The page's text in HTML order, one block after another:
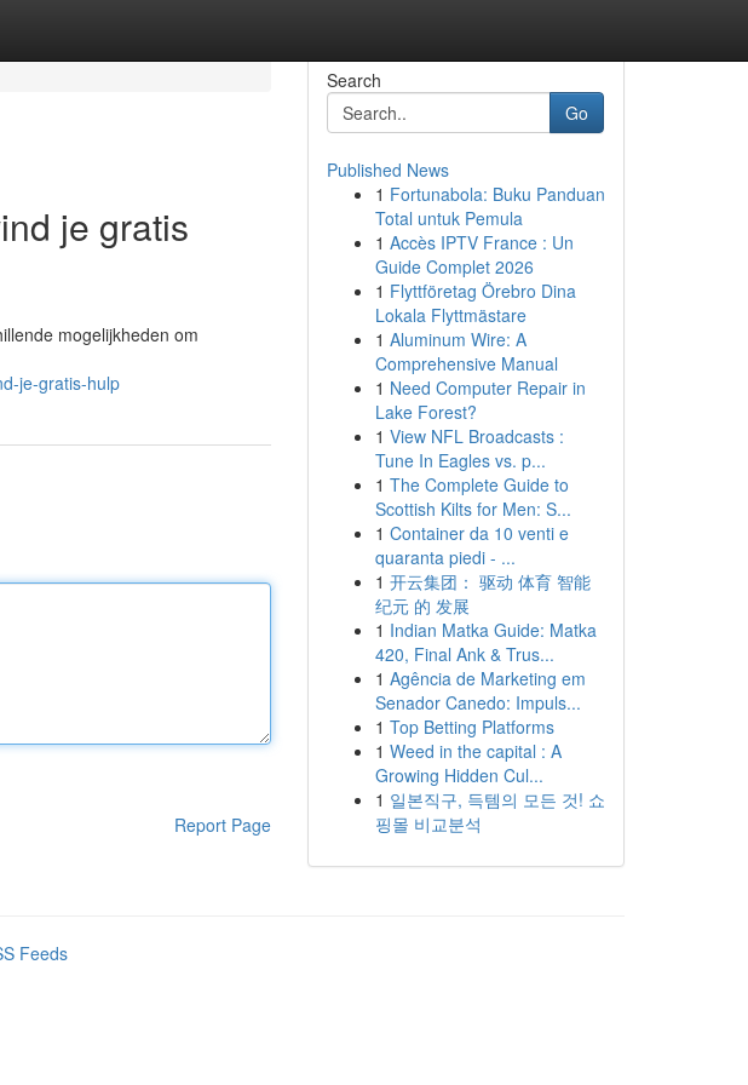
je gratis
mogelijkheden om
je-gratis-hulp
Report Page
Search
Go
Published News
1 Fortunabola: Buku Panduan
Total untuk Pemula
1 Accès IPTV France : Un
Guide Complet 2026
1 Flyttföretag Örebro Dina
Lokala Flyttmästare
1 Aluminum Wire: A
Comprehensive Manual
1 Need Computer Repair in
Lake Forest?
1 View NFL Broadcasts :
Tune In Eagles vs. p...
1 The Complete Guide to
Scottish Kilts for Men: S...
1 Container da 10 venti e
quaranta piedi - ...
1 开云集团： 驱动 体育 智能
纪元 的 发展
1 Indian Matka Guide: Matka
420, Final Ank & Trus...
1 Agência de Marketing em
Senador Canedo: Impuls...
1 Top Betting Platforms
1 Weed in the capital : A
Growing Hidden Cul...
1 일본직구, 득템의 모든 것! 쇼
핑몰 비교분석
Feeds